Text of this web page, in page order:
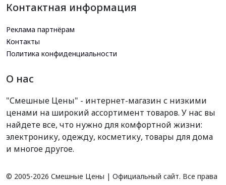
Контактная информация
Реклама партнёрам
Контакты
Политика конфиденциальности
О нас
"Смешные Цены" - интернет-магазин с низкими
ценами на широкий ассортимент товаров. У нас вы
найдете все, что нужно для комфортной жизни:
электронику, одежду, косметику, товары для дома
и многое другое.
© 2005-2026 Смешные Цены | Официальный сайт. Все права